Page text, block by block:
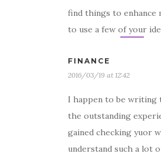
find things to enhance
to use a few of your
FINANCE
2016/03/19 at 12:42
I happen to be writing
the outstanding
gained checking yuor
understand such a lot